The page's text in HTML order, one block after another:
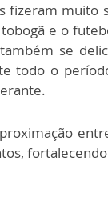
fizeram muito
e o
se
todo o